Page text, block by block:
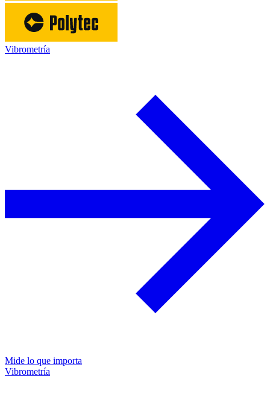
Vibrometría
Mide lo que importa
Vibrometría